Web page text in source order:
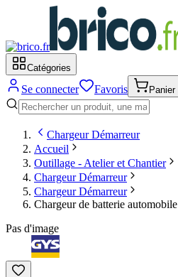
Catégories
Se connecter Favoris Panier
Chargeur Démarreur
Accueil
Outillage - Atelier et Chantier
Chargeur Démarreur
Chargeur Démarreur
Chargeur de batterie automobile
Pas d'image